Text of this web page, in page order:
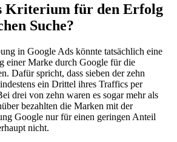
Kriterium für den Erfolg
Suche?
in Google Ads könnte tatsächlich eine
einer Marke durch Google für die
Dafür spricht, dass sieben der zehn
ein Drittel ihres Traffics per
drei von zehn waren es sogar mehr als
bezahlten die Marken mit der
Google nur für einen geringen Anteil
nicht.